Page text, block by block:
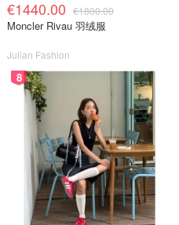
€1440.00 €1800.00
Moncler Rivau 羽绒服
Julian Fashion
8